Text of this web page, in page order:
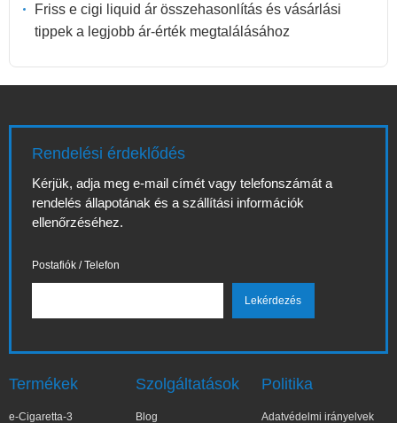
Friss e cigi liquid ár összehasonlítás és vásárlási
tippek a legjobb ár-érték megtalálásához
Rendelési érdeklődés
Kérjük, adja meg e-mail címét vagy telefonszámát a
rendelés állapotának és a szállítási információk
ellenőrzéséhez.
Postafiók / Telefon
Termékek
e-Cigaretta-3
Szolgáltatások
Blog
Politika
Adatvédelmi irányelvek